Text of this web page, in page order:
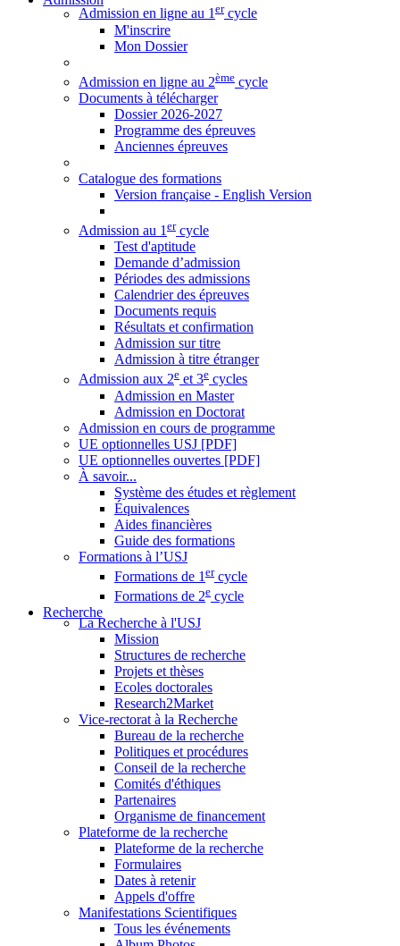
Admission en ligne au 1ercycle
M'inscrire
Mon Dossier
Admission en ligne au 2ème cycle
Documents à télécharger
Dossier 2026-2027
Programme des épreuves
Anciennes épreuves
Catalogue des formations
Version française - English Version
Admission au 1 ercycle
Test d'aptitude
Demande d’admission
Périodes des admissions
Calendrier des épreuves
Documents requis
Résultats et confirmation
Admission sur titre
Admission à titre étranger
Admission aux 2e et 3e cycles
Admission en Master
Admission en Doctorat
Admission en cours de programme
UE optionnelles USJ [PDF]
UE optionnelles ouvertes [PDF]
À savoir...
Système des études et règlement
Équivalences
Aides financières
Guide des formations
Formations à l’USJ
Formations de 1 ercycle
Formations de 2e cycle
Recherche
La Recherche à l'USJ
Mission
Structures de recherche
Projets et thèses
Ecoles doctorales
Research2Market
Vice-rectorat à la Recherche
Bureau de la recherche
Politiques et procédures
Conseil de la recherche
Comités d'éthiques
Partenaires
Organisme de financement
Plateforme de la recherche
Plateforme de la recherche
Formulaires
Dates à retenir
Appels d'offre
Manifestations Scientifiques
Tous les événements